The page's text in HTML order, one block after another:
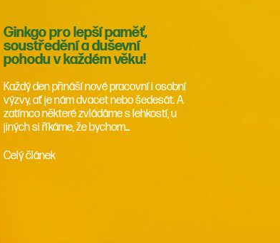
Ginkgo pro lepší paměť,
soustředění a duševní
pohodu v každém věku!
Každý den přináší nové pracovní i osobní
výzvy, ať je nám dvacet nebo šedesát. A
zatímco některé zvládáme s lehkostí, u
jiných si říkáme, že bychom...
Celý článek